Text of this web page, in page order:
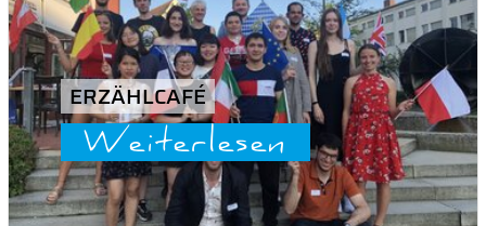
ERZÄHLCAFÉ
Weiterlesen